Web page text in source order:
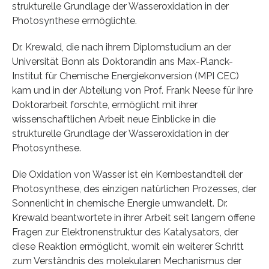
strukturelle Grundlage der Wasseroxidation in der
Photosynthese ermöglichte.
Dr. Krewald, die nach ihrem Diplomstudium an der
Universität Bonn als Doktorandin ans Max-Planck-
Institut für Chemische Energiekonversion (MPI CEC)
kam und in der Abteilung von Prof. Frank Neese für ihre
Doktorarbeit forschte, ermöglicht mit ihrer
wissenschaftlichen Arbeit neue Einblicke in die
strukturelle Grundlage der Wasseroxidation in der
Photosynthese.
Die Oxidation von Wasser ist ein Kernbestandteil der
Photosynthese, des einzigen natürlichen Prozesses, der
Sonnenlicht in chemische Energie umwandelt. Dr.
Krewald beantwortete in ihrer Arbeit seit langem offene
Fragen zur Elektronenstruktur des Katalysators, der
diese Reaktion ermöglicht, womit ein weiterer Schritt
zum Verständnis des molekularen Mechanismus der